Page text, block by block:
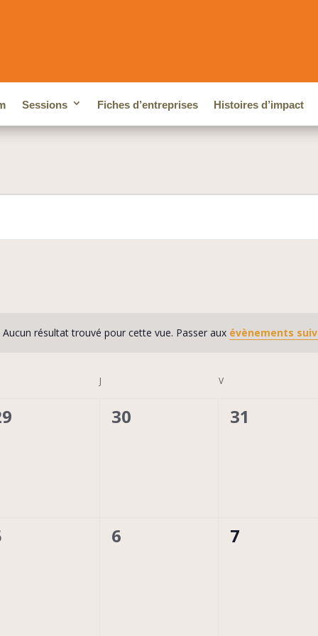
Sessions Fiches d’entreprises Histoires d’impact
Notice
Aucun résultat trouvé pour cette vue. Passer aux évènements
J V
0
30
0
31
0
6
0
7